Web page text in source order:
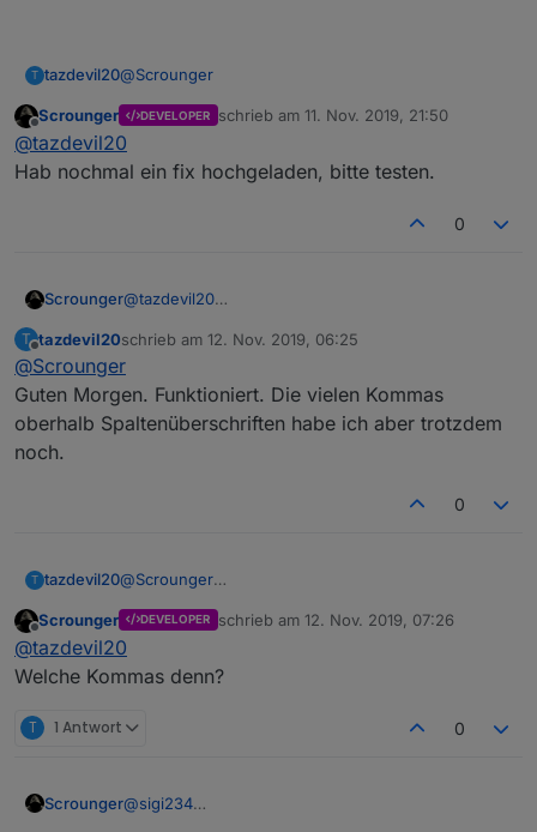
T tazdevil20@Scrounger
edit:
dataJSON - funktioniert
dataObject - funktioniert
runtime:
dataJSON - funktioniert
Hoffe ich bekomme alle Daten die du brauchst
Offline
Scrounger DEVELOPER schrieb am 11. Nov. 2019, 21:50
zuletzt editiert von
@tazdevil20
Hab nochmal ein fix hochgeladen, bitte testen.
0
Scrounger@tazdevil20
T
Offline
tazdevil20schrieb am 12. Nov. 2019, 06:25
zuletzt editiert von
@Scrounger
Guten Morgen. Funktioniert. Die vielen Kommas
oberhalb Spaltenüberschriften habe ich aber trotzdem
noch.
0
T tazdevil20@Scrounger
oberhalb Spaltenüberschriften habe ich aber
trotzdem noch.
Offline
Scrounger DEVELOPER schrieb am 12. Nov. 2019, 07:26
zuletzt editiert von
@tazdevil20
Welche Kommas denn?
T 1 Antwort 0
Scrounger@sigi234